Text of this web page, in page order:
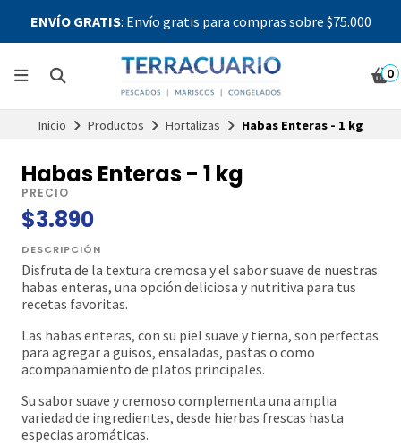
ENVÍO GRATIS: Envío gratis para compras sobre $75.000
0
Inicio Productos Hortalizas Habas Enteras - 1 kg
Habas Enteras - 1 kg
PRECIO
$3.890
DESCRIPCIÓN
Disfruta de la textura cremosa y el sabor suave de nuestras
habas enteras, una opción deliciosa y nutritiva para tus
recetas favoritas.
Las habas enteras, con su piel suave y tierna, son perfectas
para agregar a guisos, ensaladas, pastas o como
acompañamiento de platos principales.
Su sabor suave y cremoso complementa una amplia
variedad de ingredientes, desde hierbas frescas hasta
especias aromáticas.